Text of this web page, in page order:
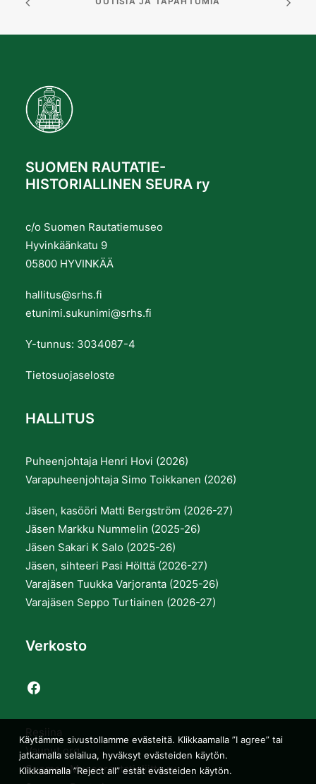
SUOMEN RAUTATIE-
HISTORIALLINEN SEURA ry
c/o Suomen Rautatiemuseo
Hyvinkäänkatu 9
05800 HYVINKÄÄ
hallitus@srhs.fi
etunimi.sukunimi@srhs.fi
Y-tunnus: 3034087-4
Tietosuojaseloste
HALLITUS
Puheenjohtaja Henri Hovi (2026)
Varapuheenjohtaja Simo Toikkanen (2026)
Jäsen, kasööri Matti Bergström (2026-27)
Jäsen Markku Nummelin (2025-26)
Jäsen Sakari K Salo (2025-26)
Jäsen, sihteeri Pasi Hölttä (2026-27)
Varajäsen Tuukka Varjoranta (2025-26)
Varajäsen Seppo Turtiainen (2026-27)
Verkosto
Resiina
Vaunut.org
Suomen Museorautatieliitto ry
Käytämme sivustollamme evästeitä. Klikkaamalla ”I agree” tai
jatkamalla selailua, hyväksyt evästeiden käytön.
Klikkaamalla ”Reject all” estät evästeiden käytön.